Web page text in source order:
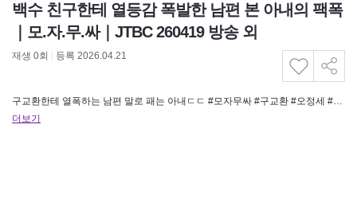
백수 친구한테 열등감 폭발한 남편 본 아내의 팩폭️
｜모.자.무.싸｜JTBC 260419 방송 외
재생 0회 등록 2026.04.21
구교환한테 열폭하는 남편 말로 패는 아내ㄷㄷ #모자무싸 #구교환 #오정세 #강말금 #모두가자신의무가치함과싸우고있다 [JTBC…
더보기